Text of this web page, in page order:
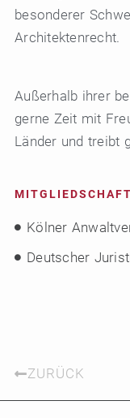
besonderer
Architektenrecht.
Außerhalb ihrer
gerne Zeit mit
Länder und treibt
Kölner
Deutscher
ZURÜCK